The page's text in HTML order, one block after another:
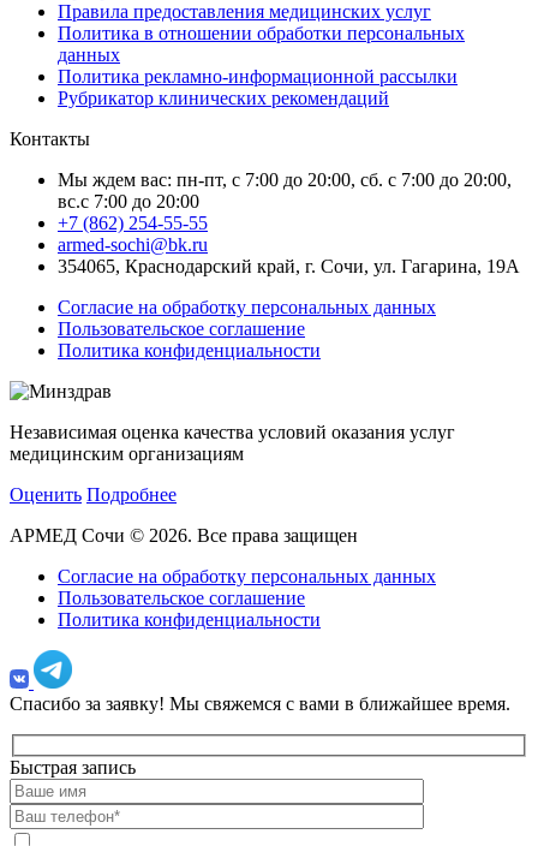
Правила предоставления медицинских услуг
Политика в отношении обработки персональных
данных
Политика рекламно-информационной рассылки
Рубрикатор клинических рекомендаций
Контакты
Мы ждем вас: пн-пт, с 7:00 до 20:00, сб. с 7:00 до 20:00,
вс.с 7:00 до 20:00
+7 (862) 254-55-55
armed-sochi@bk.ru
354065, Краснодарский край, г. Сочи, ул. Гагарина, 19А
Согласие на обработку персональных данных
Пользовательское соглашение
Политика конфиденциальности
Независимая оценка качества условий оказания услуг
медицинским организациям
Оценить Подробнее
АРМЕД Сочи © 2026. Все права защищен
Согласие на обработку персональных данных
Пользовательское соглашение
Политика конфиденциальности
Спасибо за заявку! Мы свяжемся с вами в ближайшее время.
Быстрая запись